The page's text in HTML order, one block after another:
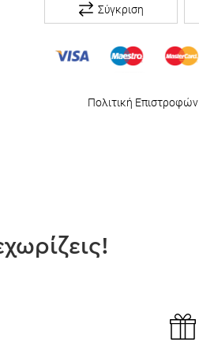
Σύγκριση
Πολιτική Επιστροφών